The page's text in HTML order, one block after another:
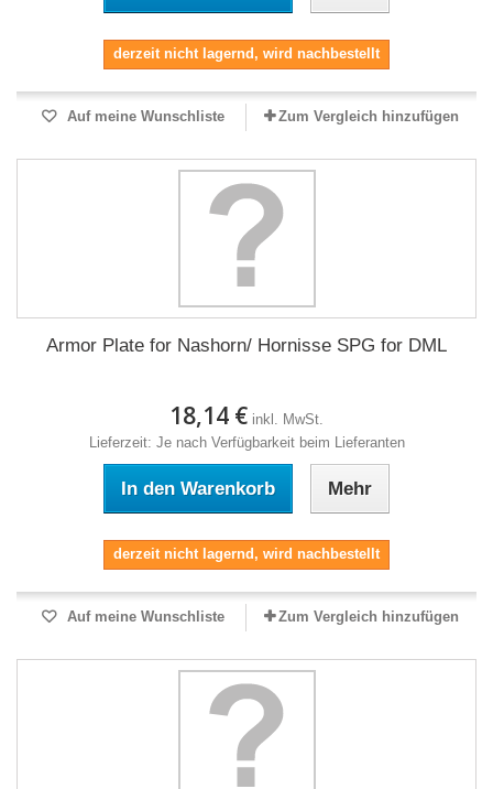
derzeit nicht lagernd, wird nachbestellt
Auf meine Wunschliste Zum Vergleich hinzufügen
Armor Plate for Nashorn/ Hornisse SPG for DML
18,14 € inkl. MwSt.
Lieferzeit: Je nach Verfügbarkeit beim Lieferanten
In den Warenkorb Mehr
derzeit nicht lagernd, wird nachbestellt
Auf meine Wunschliste Zum Vergleich hinzufügen